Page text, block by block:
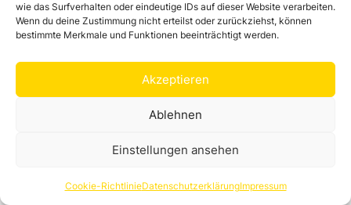
wie das Surfverhalten oder eindeutige IDs auf dieser Website verarbeiten.
Wenn du deine Zustimmung nicht erteilst oder zurückziehst, können
bestimmte Merkmale und Funktionen beeinträchtigt werden.
Akzeptieren
Ablehnen
Einstellungen ansehen
Cookie-RichtlinieDatenschutzerklärungImpressum
95191 Leupoldsgrün
einzigartigen Felsformation hat man einen herrlichen